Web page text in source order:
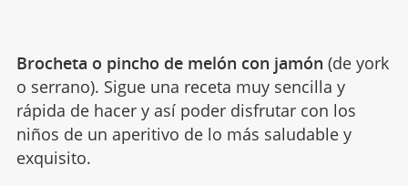
Brocheta o pincho de melón con jamón (de york
o serrano). Sigue una receta muy sencilla y
rápida de hacer y así poder disfrutar con los
niños de un aperitivo de lo más saludable y
exquisito.